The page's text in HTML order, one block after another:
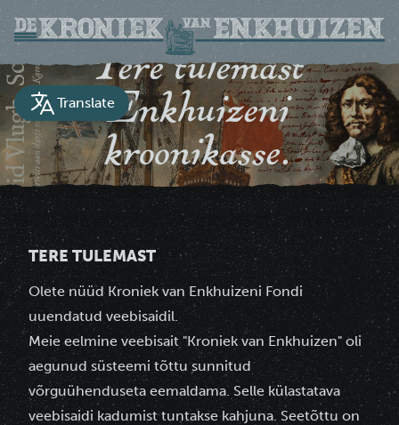
Translate
Tere tulemast
Enkhuizeni
kroonikasse.
Enkhuizeni linna ajalooline dokument
TERE TULEMAST
Olete nüüd Kroniek van Enkhuizeni Fondi
uuendatud veebisaidil.
Meie eelmine veebisait "Kroniek van Enkhuizen" oli
aegunud süsteemi tõttu sunnitud
võrguühenduseta eemaldama. Selle külastatava
veebisaidi kadumist tuntakse kahjuna. Seetõttu on